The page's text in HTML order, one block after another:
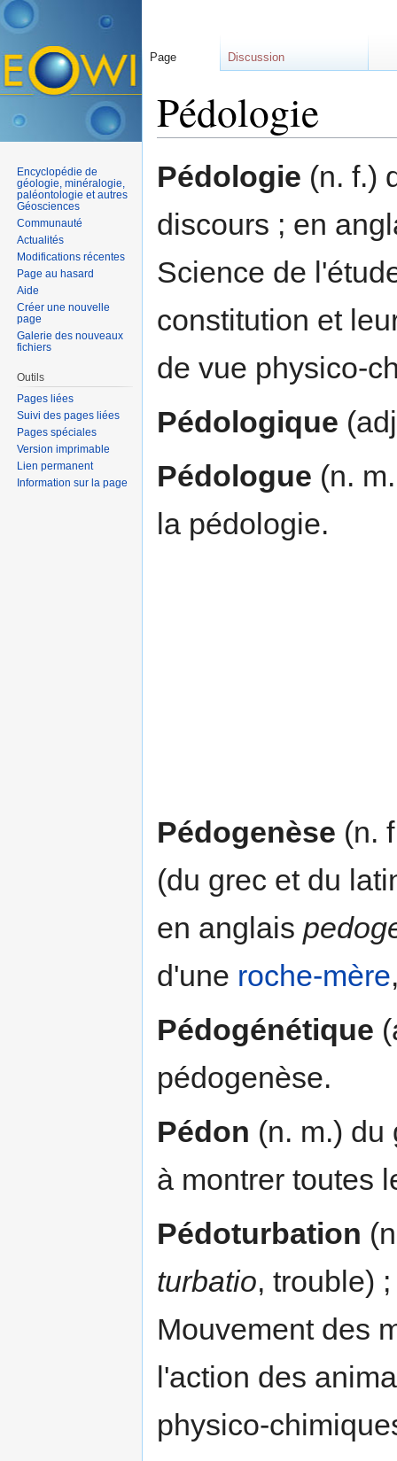
Pédologie
Pédologie (n. f.)
discours ; en
Science de
constitution et
de vue physico-
Pédologique
Pédologue (n.
la pédologie.
Pédogenèse (n.
(du grec et du
en anglais
d'une roche-mère
Pédogénétique
pédogenèse.
Pédon (n. m.)
à montrer toutes
Pédoturbation
turbatio, trouble)
Mouvement des
l'action des
physico-
Page Discussion
Encyclopédie de
géologie, minéralogie,
paléontologie et autres
Géosciences
Communauté
Actualités
Modifications récentes
Page au hasard
Aide
Créer une nouvelle
page
Galerie des nouveaux
fichiers
Outils
Pages liées
Suivi des pages liées
Pages spéciales
Version imprimable
Lien permanent
Information sur la page